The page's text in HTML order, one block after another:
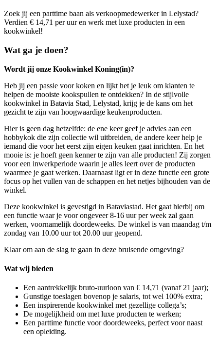
Zoek jij een parttime baan als verkoopmedewerker in Lelystad?
Verdien € 14,71 per uur en werk met luxe producten in een
kookwinkel!
Wat ga je doen?
Wordt jij onze Kookwinkel Koning(in)?
Heb jij een passie voor koken en lijkt het je leuk om klanten te
helpen de mooiste kookspullen te ontdekken? In de stijlvolle
kookwinkel in Batavia Stad, Lelystad, krijg je de kans om het
gezicht te zijn van hoogwaardige keukenproducten.
Hier is geen dag hetzelfde: de ene keer geef je advies aan een
hobbykok die zijn collectie wil uitbreiden, de andere keer help je
iemand die voor het eerst zijn eigen keuken gaat inrichten. En het
mooie is: je hoeft geen kenner te zijn van alle producten! Zij zorgen
voor een inwerkperiode waarin je alles leert over de producten
waarmee je gaat werken. Daarnaast ligt er in deze functie een grote
focus op het vullen van de schappen en het netjes bijhouden van de
winkel.
Deze kookwinkel is gevestigd in Bataviastad. Het gaat hierbij om
een functie waar je voor ongeveer 8-16 uur per week zal gaan
werken, voornamelijk doordeweeks. De winkel is van maandag t/m
zondag van 10.00 uur tot 20.00 uur geopend.
Klaar om aan de slag te gaan in deze bruisende omgeving?
Wat wij bieden
Een aantrekkelijk bruto-uurloon van € 14,71 (vanaf 21 jaar);
Gunstige toeslagen bovenop je salaris, tot wel 100% extra;
Een inspirerende kookwinkel met gezellige collega’s;
De mogelijkheid om met luxe producten te werken;
Een parttime functie voor doordeweeks, perfect voor naast
een opleiding.